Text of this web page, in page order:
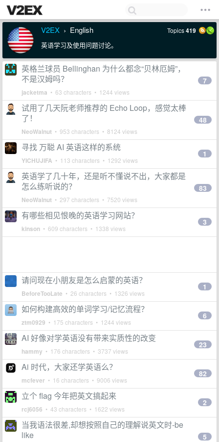
V2EX › English Topics419
英语学习及使用问题讨论。
英格兰球员 Bellinghan 为什么都念“贝林厄姆”，
不是汉姆吗？
jacketma • 63 characters • 1244 views
7
试用了几天阮老师推荐的 Echo Loop，感觉太棒
了！
NeoWalnut • 953 characters • 8124 views
48
寻找 万聪 AI 英语这样的系统
YICHUJIFA • 113 characters • 1292 views
1
英语学了几十年，还是听不懂说不出，大家都是
怎么练听说的？
NeoWalnut • 297 characters • 7520 views
83
有哪些相见恨晚的英语学习网站？
kinson • 609 characters • 1338 views
3
请问现在小朋友是怎么启蒙的英语？
BeforeTooLate • 26 characters • 1326 views
1
如何构建高效的单词学习/记忆流程？
ztm0929 • 175 characters • 1244 views
6
AI 好像对学英语没有带来实质性的改变
hammy • 176 characters • 3737 views
23
Ai 时代，大家还学英语么？
mcfever • 16 characters • 9006 views
82
立个 flag 今年把英文搞起来
rcj6056 • 43 characters • 1622 views
2
当我语法很差,却想按照自己的理解说英文时-be
like
5